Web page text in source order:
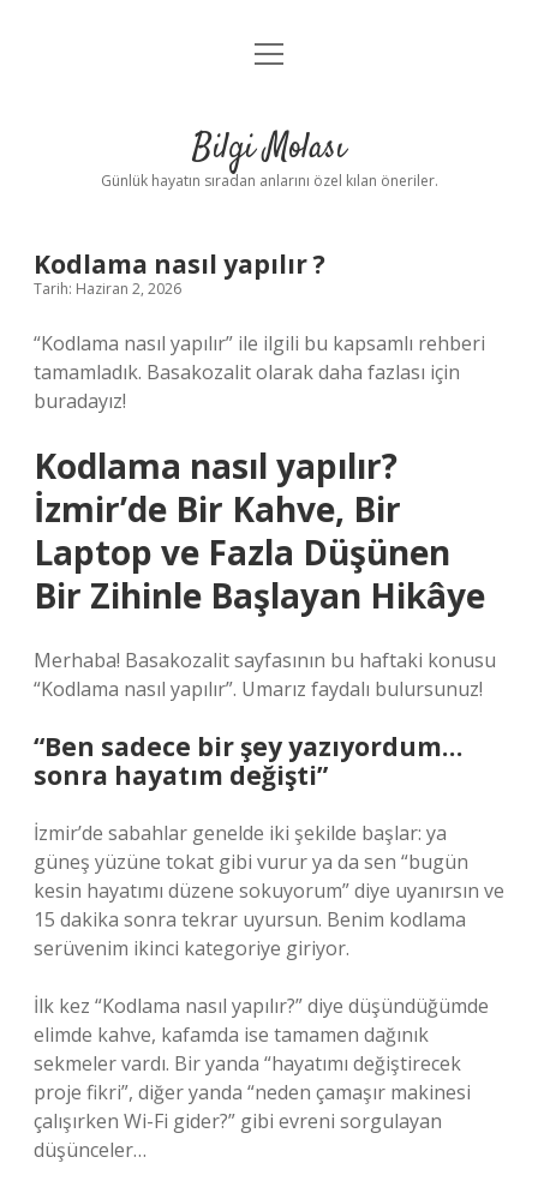
Anasayfa
Yasal Uyarı
menüyü
Bilgi Molası
Günlük hayatın sıradan anlarını özel kılan öneriler.
Kodlama nasıl yapılır ?
Tarih: Haziran 2, 2026
“Kodlama nasıl yapılır” ile ilgili bu kapsamlı rehberi
tamamladık. Basakozalit olarak daha fazlası için
buradayız!
Kodlama nasıl yapılır?
İzmir’de Bir Kahve, Bir
Laptop ve Fazla Düşünen
Bir Zihinle Başlayan Hikâye
Merhaba! Basakozalit sayfasının bu haftaki konusu
“Kodlama nasıl yapılır”. Umarız faydalı bulursunuz!
“Ben sadece bir şey yazıyordum…
sonra hayatım değişti”
İzmir’de sabahlar genelde iki şekilde başlar: ya
güneş yüzüne tokat gibi vurur ya da sen “bugün
kesin hayatımı düzene sokuyorum” diye uyanırsın ve
15 dakika sonra tekrar uyursun. Benim kodlama
serüvenim ikinci kategoriye giriyor.
İlk kez “Kodlama nasıl yapılır?” diye düşündüğümde
elimde kahve, kafamda ise tamamen dağınık
sekmeler vardı. Bir yanda “hayatımı değiştirecek
proje fikri”, diğer yanda “neden çamaşır makinesi
çalışırken Wi-Fi gider?” gibi evreni sorgulayan
düşünceler…